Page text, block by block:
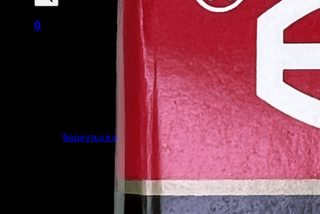
0
Корзина пуста.
Вернуться в магазин